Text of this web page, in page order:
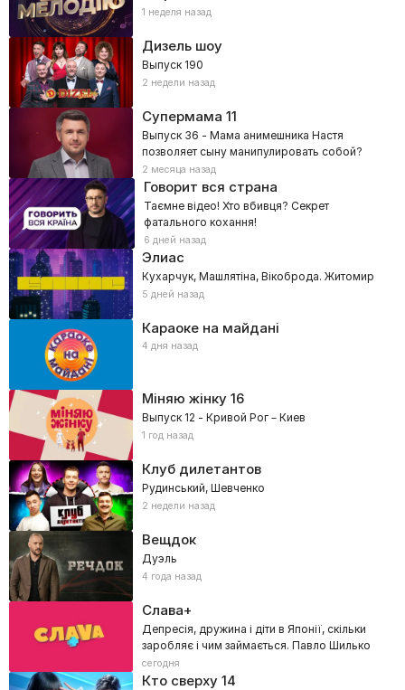
1 неделя назад
Дизель шоу
Выпуск 190
2 недели назад
Супермама 11
Выпуск 36 - Мама анимешника Настя
позволяет сыну манипулировать собой?
2 месяца назад
Говорит вся страна
Таємне відео! Хто вбивця? Секрет
фатального кохання!
6 дней назад
Элиас
Кухарчук, Машлятіна, Вікоброда. Житомир
5 дней назад
Караоке на майдані
4 дня назад
Міняю жінку16
Выпуск 12 - Кривой Рог – Киев
1 год назад
Клуб дилетантов
Рудинський, Шевченко
2 недели назад
Вещдок
Дуэль
4 года назад
Слава+
Депресія, дружина і діти в Японії, скільки
заробляє і чим займається. Павло Шилько
сегодня
Кто сверху14